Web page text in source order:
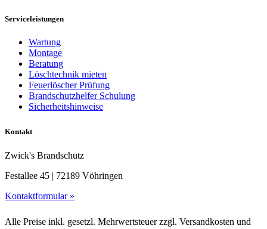
Serviceleistungen
Wartung
Montage
Beratung
Löschtechnik mieten
Feuerlöscher Prüfung
Brandschutzhelfer Schulung
Sicherheitshinweise
Kontakt
Zwick's Brandschutz
Festallee 45 | 72189 Vöhringen
Kontaktformular »
Alle Preise inkl. gesetzl. Mehrwertsteuer zzgl. Versandkosten und